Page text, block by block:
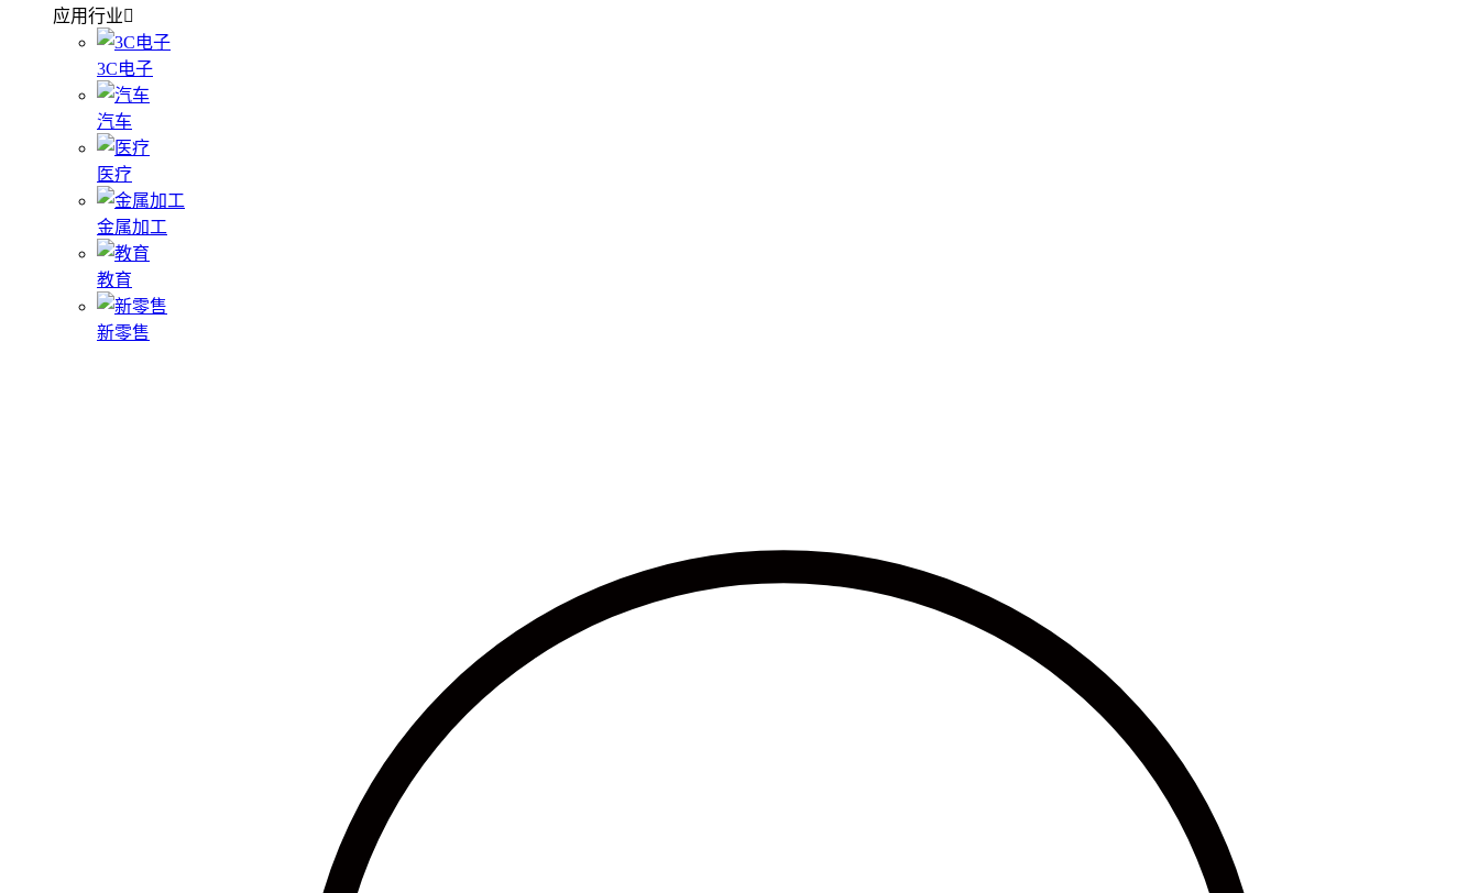
应用行业
3C电子
汽车
医疗
金属加工
教育
新零售